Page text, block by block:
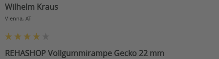
Wilhelm Kraus
Vienna, AT
REHASHOP Vollgummirampe Gecko 22 mm